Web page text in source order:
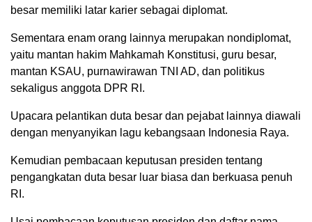
besar memiliki latar karier sebagai diplomat.
Sementara enam orang lainnya merupakan nondiplomat,
yaitu mantan hakim Mahkamah Konstitusi, guru besar,
mantan KSAU, purnawirawan TNI AD, dan politikus
sekaligus anggota DPR RI.
Upacara pelantikan duta besar dan pejabat lainnya diawali
dengan menyanyikan lagu kebangsaan Indonesia Raya.
Kemudian pembacaan keputusan presiden tentang
pengangkatan duta besar luar biasa dan berkuasa penuh
RI.